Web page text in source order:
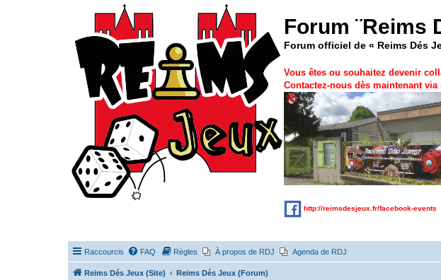
Forum ¨Reims
Forum officiel de « Reims Dés
Vous êtes ou souhaitez devenir
Contactez-nous dès maintenant via
http://reimsdesjeux.fr/facebook-events
Raccourcis FAQ Règles À propos de RDJ Agenda de RDJ
Reims Dés Jeux (Site) Reims Dés Jeux (Forum)